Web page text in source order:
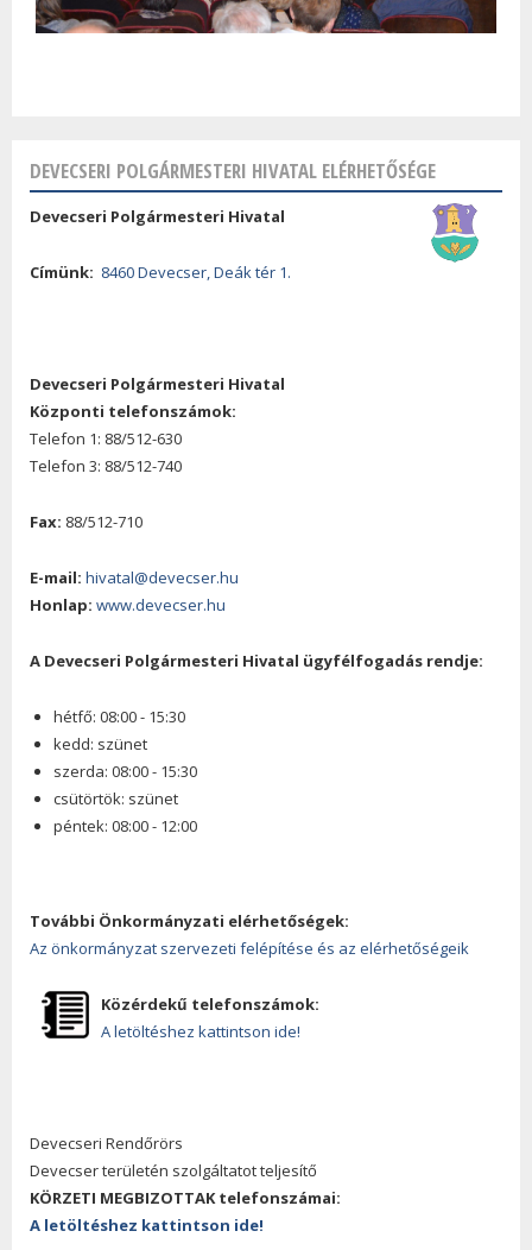
DEVECSERI POLGÁRMESTERI HIVATAL ELÉRHETŐSÉGE
Devecseri Polgármesteri Hivatal
Címünk: 8460 Devecser, Deák tér 1.
Devecseri Polgármesteri Hivatal
Központi telefonszámok:
Telefon 1: 88/512-630
Telefon 3: 88/512-740
Fax: 88/512-710
E-mail: hivatal@devecser.hu
Honlap: www.devecser.hu
A Devecseri Polgármesteri Hivatal ügyfélfogadás rendje:
hétfő: 08:00 - 15:30
kedd: szünet
szerda: 08:00 - 15:30
csütörtök: szünet
péntek: 08:00 - 12:00
További Önkormányzati elérhetőségek:
Az önkormányzat szervezeti felépítése és az elérhetőségeik
Közérdekű telefonszámok:
A letöltéshez kattintson ide!
Devecseri Rendőrörs
Devecser területén szolgáltatot teljesítő
KÖRZETI MEGBIZOTTAK telefonszámai:
A letöltéshez kattintson ide!